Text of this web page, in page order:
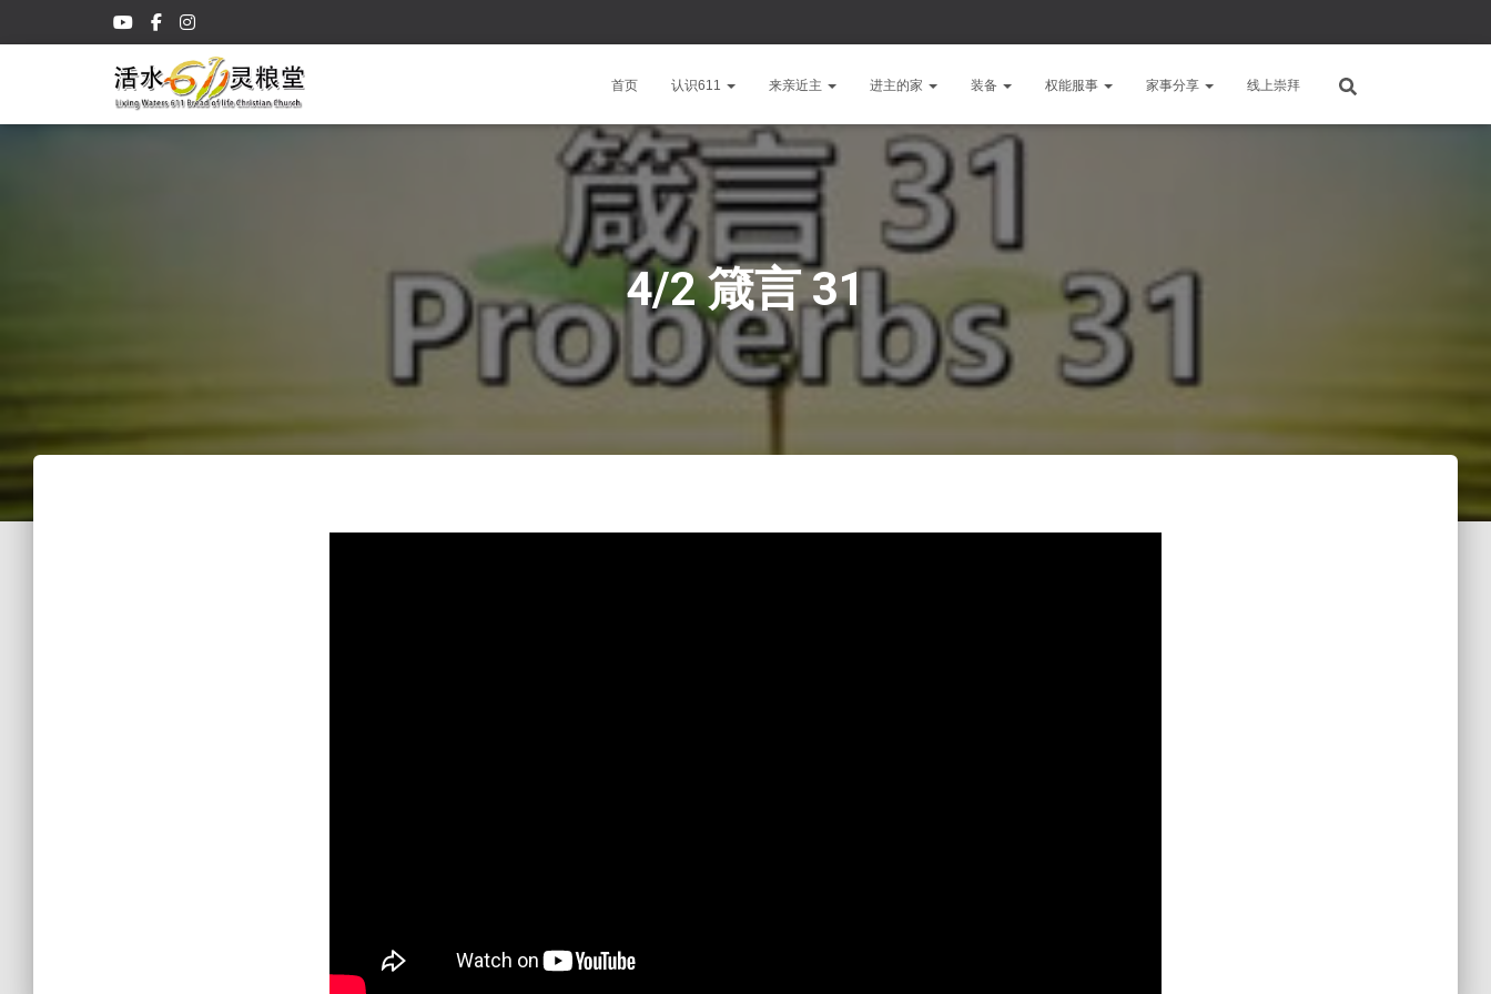
首页 认识611 来亲近主 进主的家 装备 权能服事 家事分享 线上崇拜
4/2 箴言 31